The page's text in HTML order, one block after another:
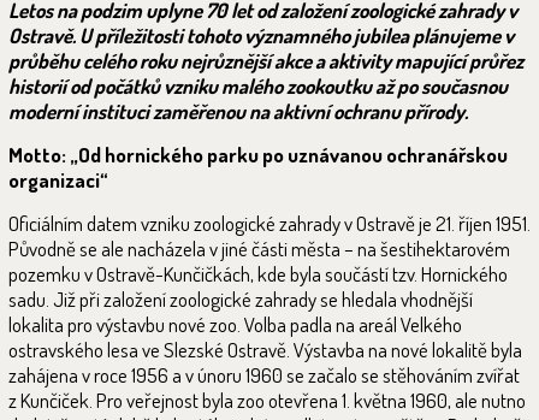
Letos na podzim uplyne 70 let od založení zoologické zahrady v
Ostravě. U příležitosti tohoto významného jubilea plánujeme v
průběhu celého roku nejrůznější akce a aktivity mapující průřez
historií od počátků vzniku malého zookoutku až po současnou
moderní instituci zaměřenou na aktivní ochranu přírody.
Motto: „Od hornického parku po uznávanou ochranářskou
organizaci“
Oficiálním datem vzniku zoologické zahrady v Ostravě je 21. říjen 1951.
Původně se ale nacházela v jiné části města – na šestihektarovém
pozemku v Ostravě-Kunčičkách, kde byla součástí tzv. Hornického
sadu. Již při založení zoologické zahrady se hledala vhodnější
lokalita pro výstavbu nové zoo. Volba padla na areál Velkého
ostravského lesa ve Slezské Ostravě. Výstavba na nové lokalitě byla
zahájena v roce 1956 a v únoru 1960 se začalo se stěhováním zvířat
z Kunčiček. Pro veřejnost byla zoo otevřena 1. května 1960, ale nutno